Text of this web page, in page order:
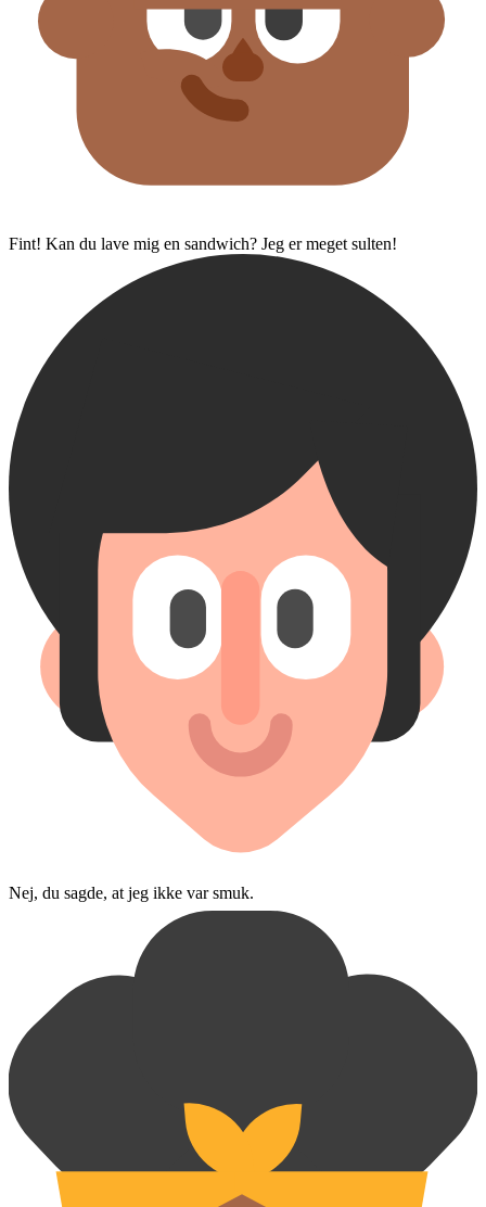
Fint! Kan du lave mig en sandwich? Jeg er meget sulten!
Nej, du sagde, at jeg ikke var smuk.